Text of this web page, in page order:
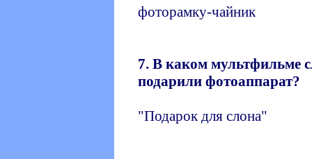
фоторамку-чайник
7. В каком мультфильме
подарили фотоаппарат?
"Подарок для слона"